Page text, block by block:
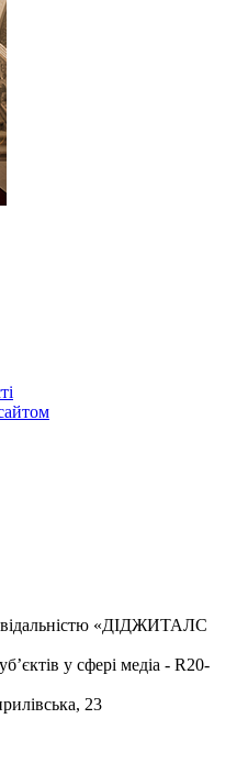
«ДІДЖИТАЛС
у сфері медіа - R20-
23